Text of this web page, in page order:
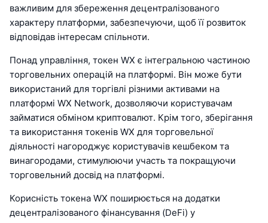
важливим для збереження децентралізованого
характеру платформи, забезпечуючи, щоб її розвиток
відповідав інтересам спільноти.
Понад управління, токен WX є інтегральною частиною
торговельних операцій на платформі. Він може бути
використаний для торгівлі різними активами на
платформі WX Network, дозволяючи користувачам
займатися обміном криптовалют. Крім того, зберігання
та використання токенів WX для торговельної
діяльності нагороджує користувачів кешбеком та
винагородами, стимулюючи участь та покращуючи
торговельний досвід на платформі.
Корисність токена WX поширюється на додатки
децентралізованого фінансування (DeFi) у